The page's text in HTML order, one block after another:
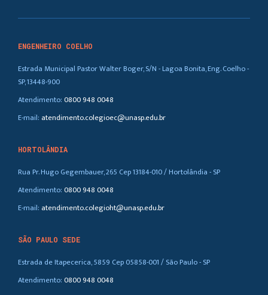
ENGENHEIRO COELHO
Estrada Municipal Pastor Walter Boger, S/N - Lagoa Bonita, Eng. Coelho -
SP, 13448-900
Atendimento:0800 948 0048
E-mail: atendimento.colegioec@unasp.edu.br
HORTOLÂNDIA
Rua Pr. Hugo Gegembauer, 265 Cep 13184-010 / Hortolândia - SP
Atendimento:0800 948 0048
E-mail: atendimento.colegioht@unasp.edu.br
SÃO PAULO SEDE
Estrada de Itapecerica, 5859 Cep 05858-001 / São Paulo - SP
Atendimento:0800 948 0048